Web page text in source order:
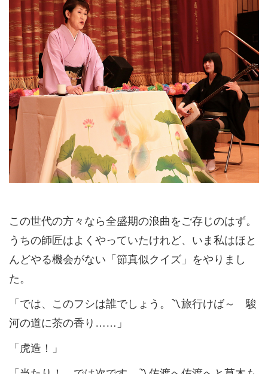
この世代の方々なら全盛期の浪曲をご存じのはず。
うちの師匠はよくやっていたけれど、いま私はほと
んどやる機会がない「節真似クイズ」をやりまし
た。
「では、このフシは誰でしょう。〽旅行けば～ 駿
河の道に茶の香り……」
「虎造！」